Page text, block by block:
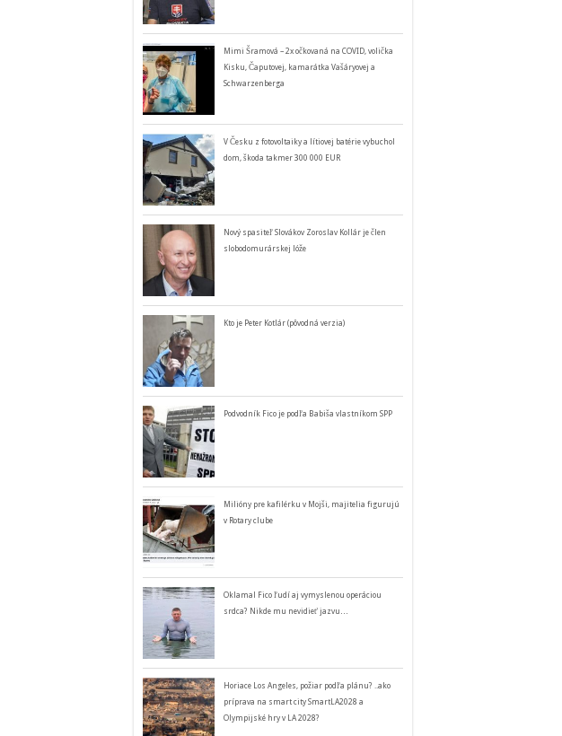
Mimi Šramová – 2x očkovaná na COVID, volička
Kisku, Čaputovej, kamarátka Vašáryovej a
Schwarzenberga
V Česku z fotovoltaiky a lítiovej batérie vybuchol
dom, škoda takmer 300 000 EUR
Nový spasiteľ Slovákov Zoroslav Kollár je člen
slobodomurárskej lóže
Kto je Peter Kotlár (pôvodná verzia)
Podvodník Fico je podľa Babiša vlastníkom SPP
Milióny pre kafilérku v Mojši, majitelia figurujú
v Rotary clube
Oklamal Fico ľudí aj vymyslenou operáciou
srdca? Nikde mu nevidieť jazvu…
Horiace Los Angeles, požiar podľa plánu? ..ako
príprava na smart city SmartLA2028 a
Olympijské hry v LA 2028?